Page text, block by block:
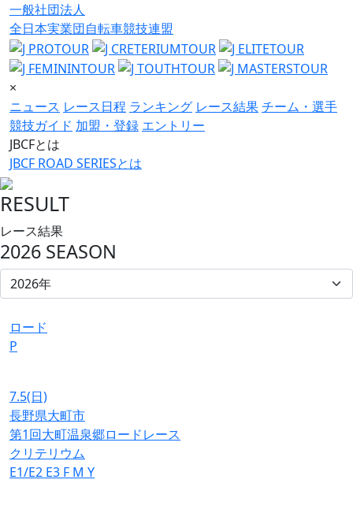
一般社団法人
全日本実業団自転車競技連盟
×
ニュース レース日程 ランキング レース結果チーム・選手
競技ガイド 加盟・登録 エントリー
JBCFとは
JBCF ROAD SERIESとは
RESULT
レース結果
2026 SEASON
ロード
P
7.5(日)
長野県大町市
第1回大町温泉郷ロードレース
クリテリウム
E1/E2 E3 F M Y